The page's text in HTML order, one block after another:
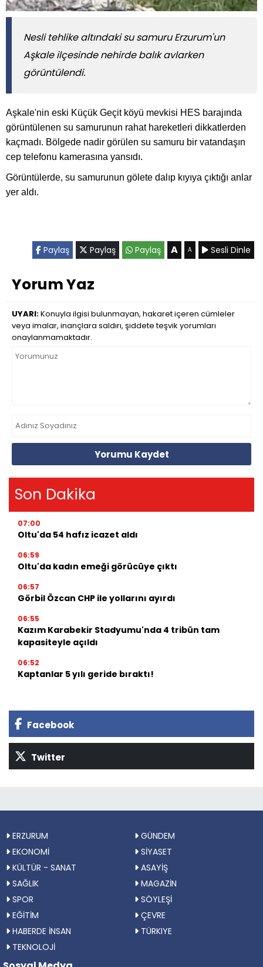
Nesli tehlike altındaki su samuru Erzurum'un
Aşkale ilçesinde nehirde balık avlarken
görüntülendi.
Aşkale'nin eski Küçük Geçit köyü mevkisi HES barajında
görüntülenen su samurunun rahat hareketleri dikkatlerden
kaçmadı. Bölgede nadir görülen su samuru bir vatandaşın
cep telefonu kamerasına yansıdı.
Görüntülerde, su samurunun gölete dalıp kıyıya çıktığı anlar
yer aldı.
Paylaş Paylaş Paylaş A A Sesli Dinle
Yorum Yaz
UYARI:Konuyla ilgisi bulunmayan, hakaret içeren cümleler
veya imalar, inançlara saldırı, şiddete teşvik yorumları
onaylanmamaktadır.
Yorumu Kaydet
Son Dakika
07:00
Oltu'da 54 hafız icazet aldı
06:59
Oltu'da kadın emeği görücüye çıktı
06:57
Görbil Özcan CHP ile yollarını ayırdı
06:55
Kazım Karabekir Stadyumu'nda 4 tribün tam
kapasiteyle açıldı
06:52
Kaptanlar 5 yılı geride bıraktı!
Facebook
Twitter
ERZURUM
GÜNDEM
EKONOMİ
SİYASET
KÜLTÜR - SANAT
ASAYİŞ
SAĞLIK
MAGAZİN
SPOR
SÖYLEŞİ
EĞİTİM
ÇEVRE
HABERDE İNSAN
TÜRKIYE
TEKNOLOJİ